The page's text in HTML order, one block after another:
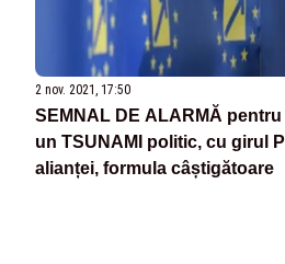
2 nov. 2021, 17:50
SEMNAL DE ALARMĂ
un TSUNAMI politic, cu girul
alianței, formula câștigătoare